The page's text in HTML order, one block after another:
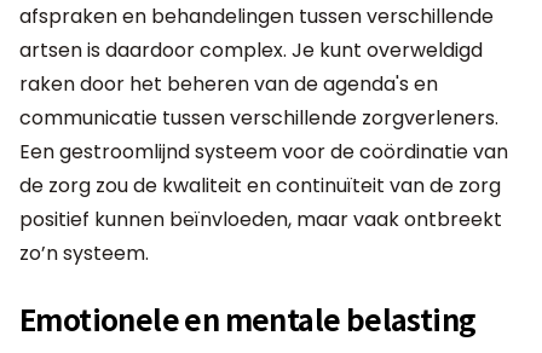
afspraken en behandelingen tussen verschillende
artsen is daardoor complex. Je kunt overweldigd
raken door het beheren van de agenda's en
communicatie tussen verschillende zorgverleners.
Een gestroomlijnd systeem voor de coördinatie van
de zorg zou de kwaliteit en continuïteit van de zorg
positief kunnen beïnvloeden, maar vaak ontbreekt
zo’n systeem.
Emotionele en mentale belasting